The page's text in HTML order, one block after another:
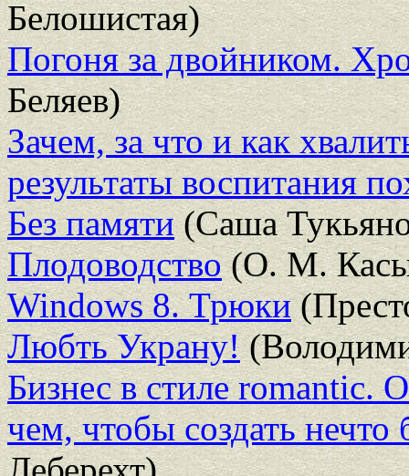
Белошистая)
Погоня за двойником.
Беляев)
Зачем, за что и как
результаты воспитания
Без памяти(Саша
Плодоводство(О. М.
Windows 8. Трюки
Любть Украну!
Бизнес в стиле romantic.
чем, чтобы создать